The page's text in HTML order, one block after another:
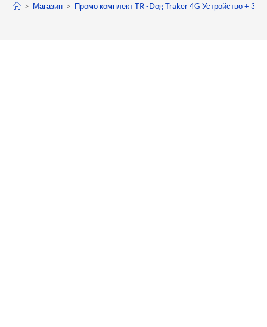
> Магазин > Промо комплект TR -Dog Traker 4G Устройство + 3